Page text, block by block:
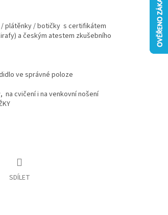
/ plátěnky / botičky s certifikátem
a českým atestem zkušebního
ve správné poloze
na cvičení i na venkovní nošení
SDÍLET